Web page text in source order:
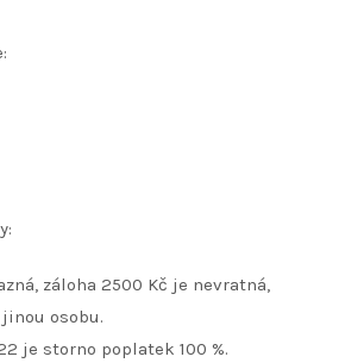
záloha 2500 Kč je nevratná,
osobu.
je storno poplatek 100 %.